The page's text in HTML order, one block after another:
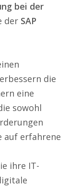
bei der
der SAP
die
eine
sowohl
auf erfahrene
ihre IT-